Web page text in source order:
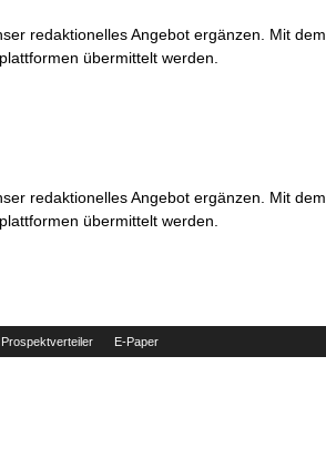
redaktionelles Angebot ergänzen. Mit
übermittelt werden.
redaktionelles Angebot ergänzen. Mit
übermittelt werden.
Prospektverteiler E-Paper